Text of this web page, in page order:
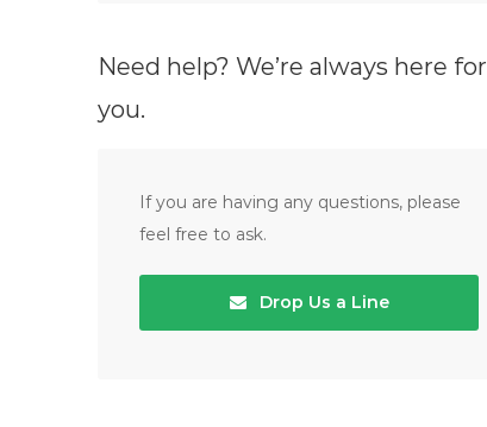
Need help? We’re always here for
you.
If you are having any questions, please
feel free to ask.
Drop Us a Line